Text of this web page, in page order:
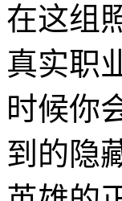
在这组
真实职
时候你
到的隐